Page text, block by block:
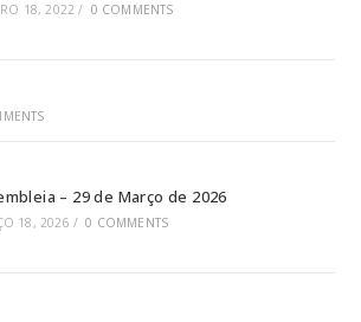
18, 2022 / 0 COMMENTS
– 29 de Março de 2026
18, 2026 / 0 COMMENTS